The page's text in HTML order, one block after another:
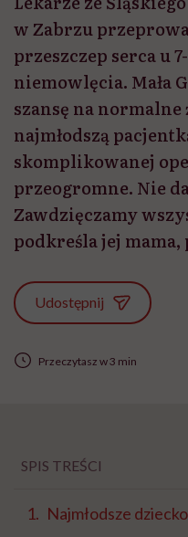
w Zabrzu
przeszczep serca u
niemowlęcia. Mała
szansę na normalne
najmłodszą
skomplikowanej
przeogromne. Nie
Zawdzięczamy
podkreśla jej
Udostępnij
Przeczytasz w 3 min
SPIS TREŚCI
Najmłodsze